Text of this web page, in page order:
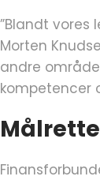
”Blandt
Morten
andre
kompetencer